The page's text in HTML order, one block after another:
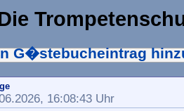
G�stebucheintrag
16:08:43 Uhr